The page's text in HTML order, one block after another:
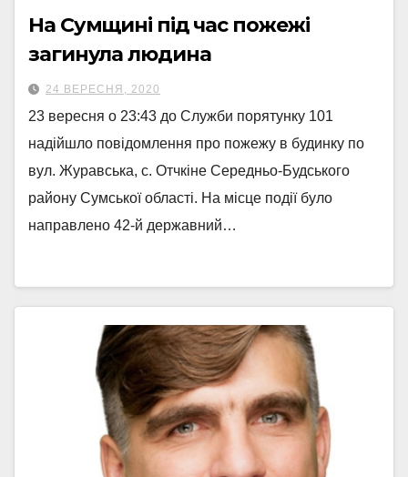
На Сумщині під час пожежі
загинула людина
24 ВЕРЕСНЯ, 2020
23 вересня о 23:43 до Служби порятунку 101
надійшло повідомлення про пожежу в будинку по
вул. Журавська, с. Отчкіне Середньо-Будського
району Сумської області. На місце події було
направлено 42-й державний…